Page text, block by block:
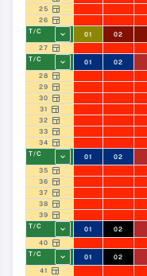
25
26
T/C
01 02
27
T/C
01 02
28
29
30
31
32
33
34
T/C
01 02
35
36
37
38
39
T/C
01 02
40
T/C
01 02
41